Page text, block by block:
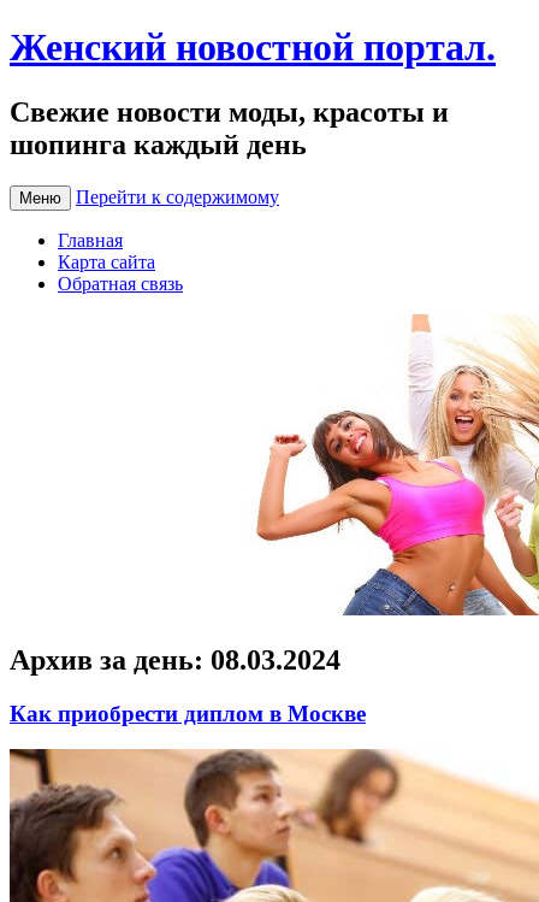
Женский новостной портал.
Свежие новости моды, красоты и
шопинга каждый день
Меню Перейти к содержимому
Главная
Карта сайта
Обратная связь
Архив за день: 08.03.2024
Как приобрести диплом в Москве